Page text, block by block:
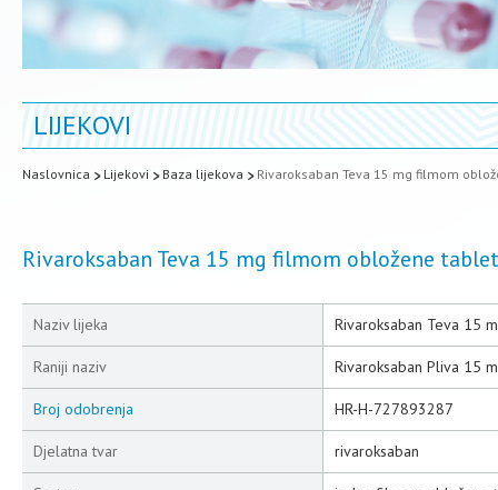
LIJEKOVI
Naslovnica Lijekovi Baza lijekova Rivaroksaban Teva 15 mg filmom
Rivaroksaban Teva 15 mg filmom obložene
Naziv lijeka Rivaroksaban Teva 15
Raniji naziv Rivaroksaban Pliva 15
Broj odobrenja HR-H-727893287
Djelatna tvar rivaroksaban